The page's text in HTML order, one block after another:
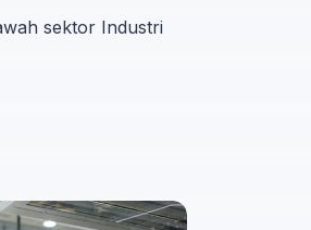
sektor Industri